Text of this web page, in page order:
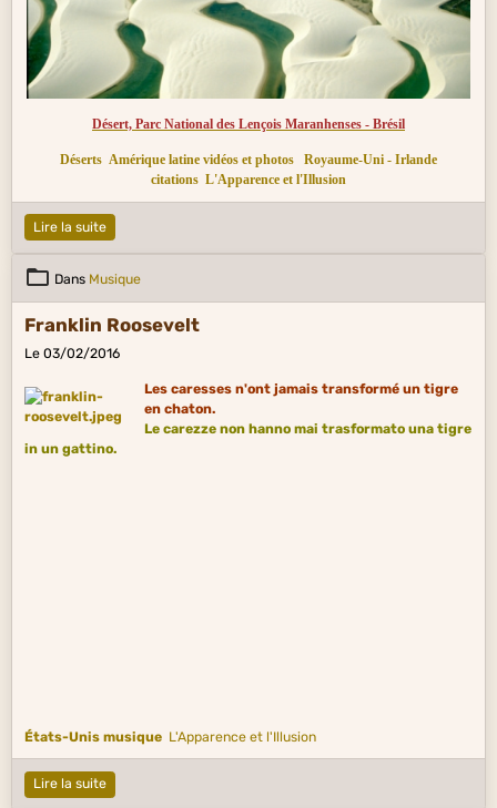
Désert, Parc National des Lençois Maranhenses - Brésil
Déserts Amérique latine vidéos et photos
Royaume-Uni - Irlande
citations L'Apparence et l'Illusion
Lire la suite
Dans Musique
Franklin Roosevelt
Le 03/02/2016
Les caresses n'ont jamais transformé un tigre
en chaton.
Le carezze non hanno mai trasformato una tigre
in un gattino.
États-Unis musique L'Apparence et l'Illusion
Lire la suite